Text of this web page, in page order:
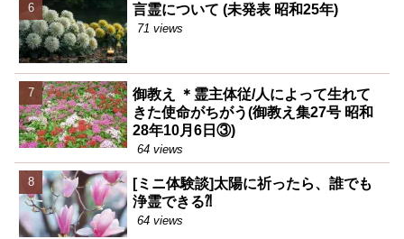
言霊について (未発表 昭和25年)
71 views
御教え ＊霊主体従/人によって生れて
きた使命がちがう(御教え集27号 昭和
28年10月6日③)
64 views
[ミニ体験談]太陽に祈ったら、誰でも
浄霊できる⁈
64 views